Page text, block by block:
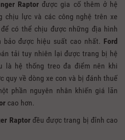
Raptor được gia cố thêm ở hệ
chịu lực và các công nghệ trên xe
có thể chịu được những địa hình
được hiệu suất cao nhất. Ford
tải tuy nhiên lại được trang bị hệ
là hệ thống treo đa điểm nên khi
quy về dòng xe con và bị đánh thuế
phần nguyên nhân khiến giá lăn
cao hơn.
Raptorđều được trang bị đỉnh cao